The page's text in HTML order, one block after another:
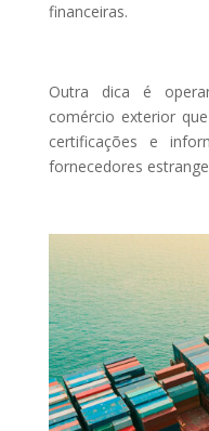
financeiras.
Outra dica é
comércio exterior
certificações e
fornecedores